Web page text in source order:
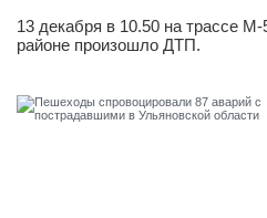
13 декабря в 10.50 на трассе
районе произошло ДТП.